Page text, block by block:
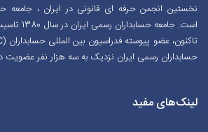
نخستین انجمن حرفه ای قانونی در ایران ، جامعه
حسابداران رسمی ایران نزدیک به سه هزار نفر عضویت
لینک‌های مفید